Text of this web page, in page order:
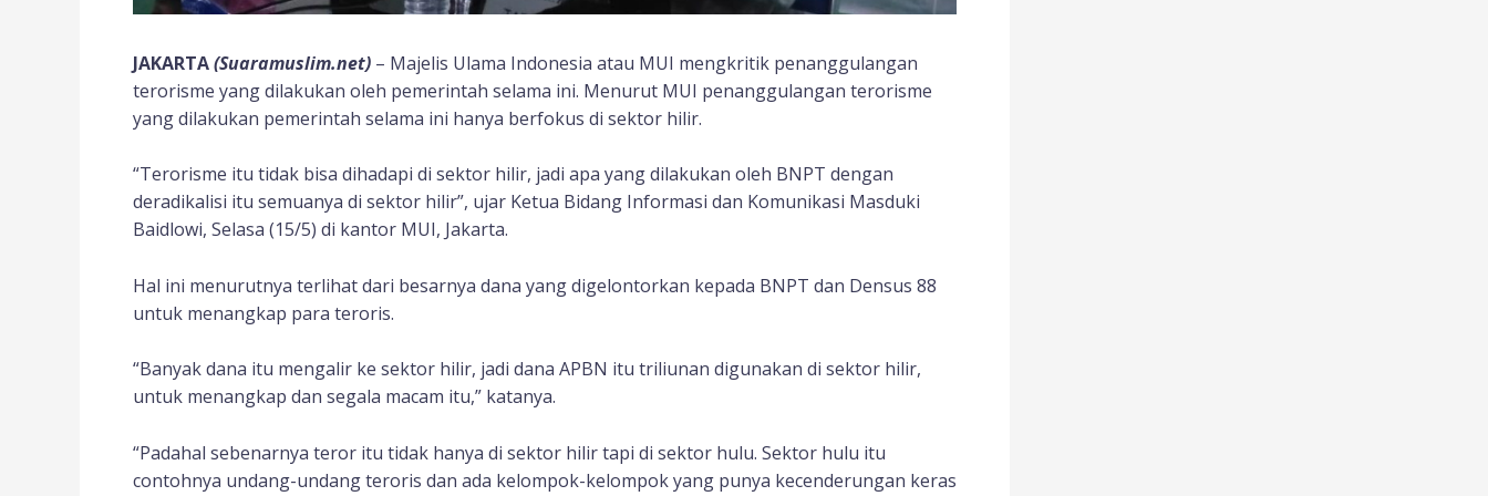
JAKARTA(Suaramuslim.net) – Majelis Ulama Indonesia atau MUI mengkritik penanggulangan
terorisme yang dilakukan oleh pemerintah selama ini. Menurut MUI penanggulangan terorisme
yang dilakukan pemerintah selama ini hanya berfokus di sektor hilir.
“Terorisme itu tidak bisa dihadapi di sektor hilir, jadi apa yang dilakukan oleh BNPT dengan
deradikalisi itu semuanya di sektor hilir”, ujar Ketua Bidang Informasi dan Komunikasi Masduki
Baidlowi, Selasa (15/5) di kantor MUI, Jakarta.
Hal ini menurutnya terlihat dari besarnya dana yang digelontorkan kepada BNPT dan Densus 88
untuk menangkap para teroris.
“Banyak dana itu mengalir ke sektor hilir, jadi dana APBN itu triliunan digunakan di sektor hilir,
untuk menangkap dan segala macam itu,” katanya.
“Padahal sebenarnya teror itu tidak hanya di sektor hilir tapi di sektor hulu. Sektor hulu itu
contohnya undang-undang teroris dan ada kelompok-kelompok yang punya kecenderungan keras